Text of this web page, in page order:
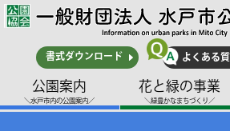
書式ダウンロード よくある
公園案内
＼水戸市内の公園案内／
花と緑の事業
＼緑豊かなまちづくり／